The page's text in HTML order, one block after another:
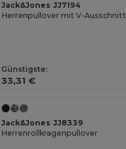
Jack&Jones JJ7194
Herrenpullover mit V-Ausschnitt
Günstigste:
33,31 €
Jack&Jones JJ8339
Herrenrollkragenpullover